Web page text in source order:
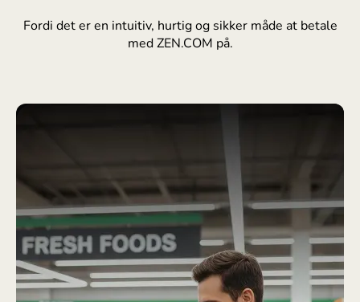
Fordi det er en intuitiv, hurtig og sikker måde at betale
med ZEN.COM på.
Betal med dine Xiaomi-enheder, som du allerede har
med dig. Ét tryk er nok til at betale online. I butikker skal
du bare holde enheden tæt på terminalen.